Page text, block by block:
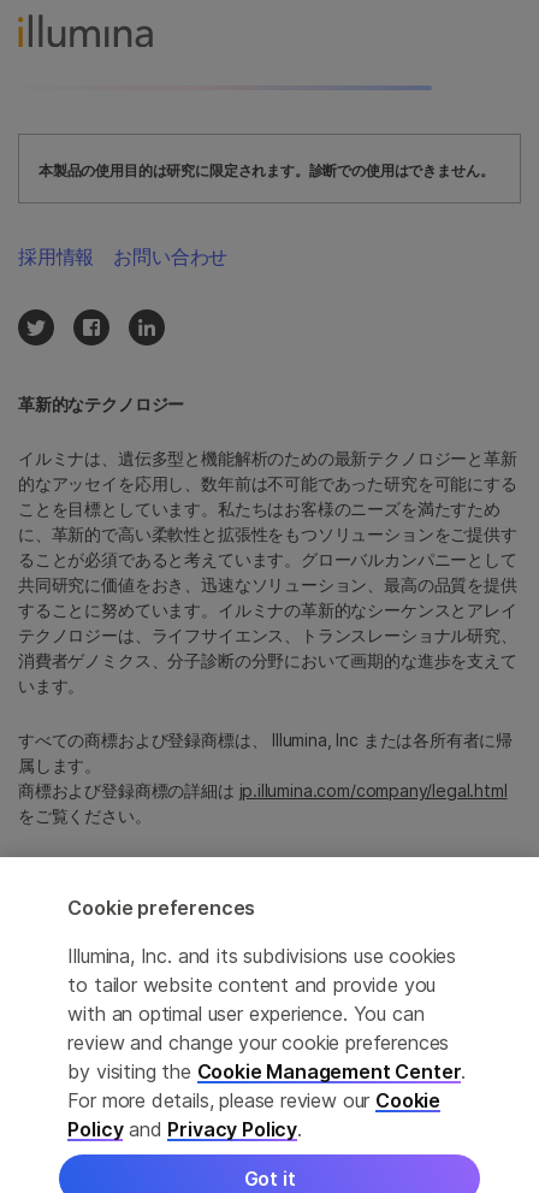
本製品の使用目的は研究に限定されます。診断での使用はできません。
このページは機械翻訳を利用しております。なるべく正確な翻訳を
提供するために合理的な努力をしていますが、完全に正確な翻訳と
は限りませんので、あらかじめご了承ください。公式なコンテンツ
は英語版となります。
革新的なテクノロジー
イルミナは、遺伝多型と機能解析のための最新テクノロジーと革新
的なアッセイを応用し、数年前は不可能であった研究を可能にする
ことを目標としています。私たちはお客様のニーズを満たすため
に、革新的で高い柔軟性と拡張性をもつソリューションをご提供す
ることが必須であると考えています。グローバルカンパニーとして
共同研究に価値をおき、迅速なソリューション、最高の品質を提供
することに努めています。イルミナの革新的なシーケンスとアレイ
テクノロジーは、ライフサイエンス、トランスレーショナル研究、
消費者ゲノミクス、分子診断の分野において画期的な進歩を支えて
います。
すべての商標および登録商標は、 Illumina, Inc または各所有者に帰
属します。
商標および登録商標の詳細は jp.illumina.com/company/legal.html
をご覧ください。
採用情報 お問い合わせ
© 2026 Illumina, Inc. All rights reserved.
Cookie preferences
Illumina, Inc. and its subdivisions use cookies
to tailor website content and provide you
with an optimal user experience. You can
review and change your cookie preferences
by visiting the Cookie Management Center.
For more details, please review our Cookie
Policyand Privacy Policy.
Got it